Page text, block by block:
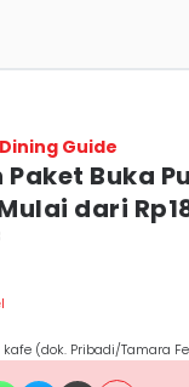
Dining Guide
Paket Buka
dari
(dok. Pribadi/Tamara